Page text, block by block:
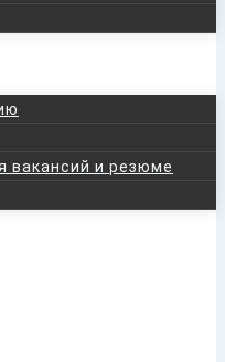
вакансий и резюме